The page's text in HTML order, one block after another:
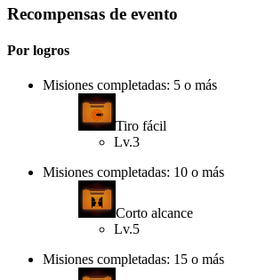
Recompensas de evento
Por logros
Misiones completadas: 5 o más
Tiro fácil
Lv.3
Misiones completadas: 10 o más
Corto alcance
Lv.5
Misiones completadas: 15 o más